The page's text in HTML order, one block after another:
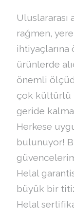
rağmen,
ihtiyaçlarına
ürünlerde
önemli
çok kültürlü
geride
Herkese
bulunuyor!
Helal
büyük bir
Helal